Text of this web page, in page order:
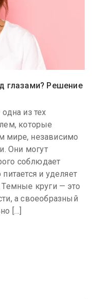
глазами? Решение
из тех
которые
мире, независимо
Они могут
соблюдает
и уделяет
круги — это
а своеобразный
[…]